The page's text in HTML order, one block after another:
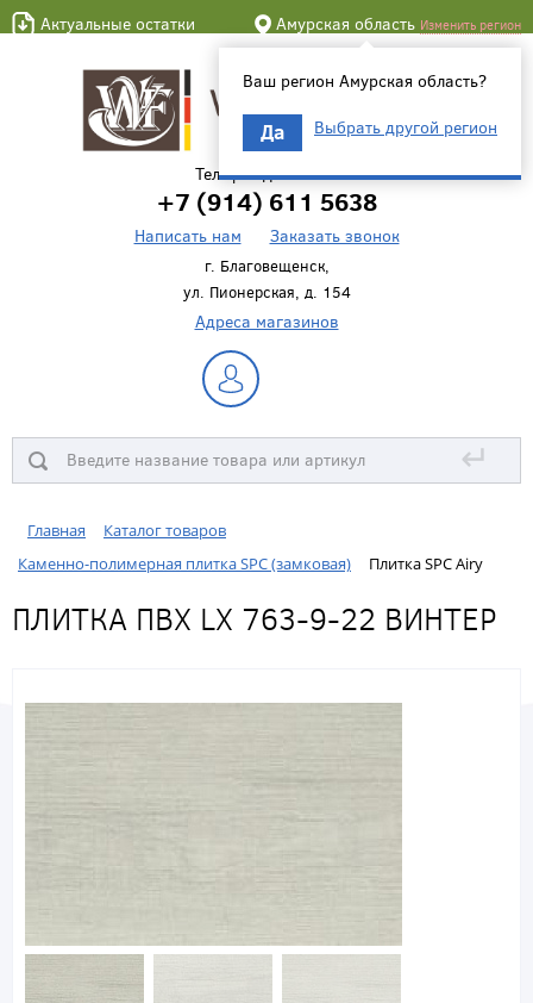
Актуальные остатки Амурская область Изменить регион
Ваш регион Амурская область?
Да Выбрать другой регион
Телефон для связи
+7 (914) 611 5638
Написать нам Заказать звонок
г. Благовещенск,
ул. Пионерская, д. 154
Адреса магазинов
↵
Главная
Каталог товаров
Каменно-полимерная плитка SPC (замковая)
Плитка SPC Airy
ПЛИТКА ПВХ LX 763-9-22 ВИНТЕР